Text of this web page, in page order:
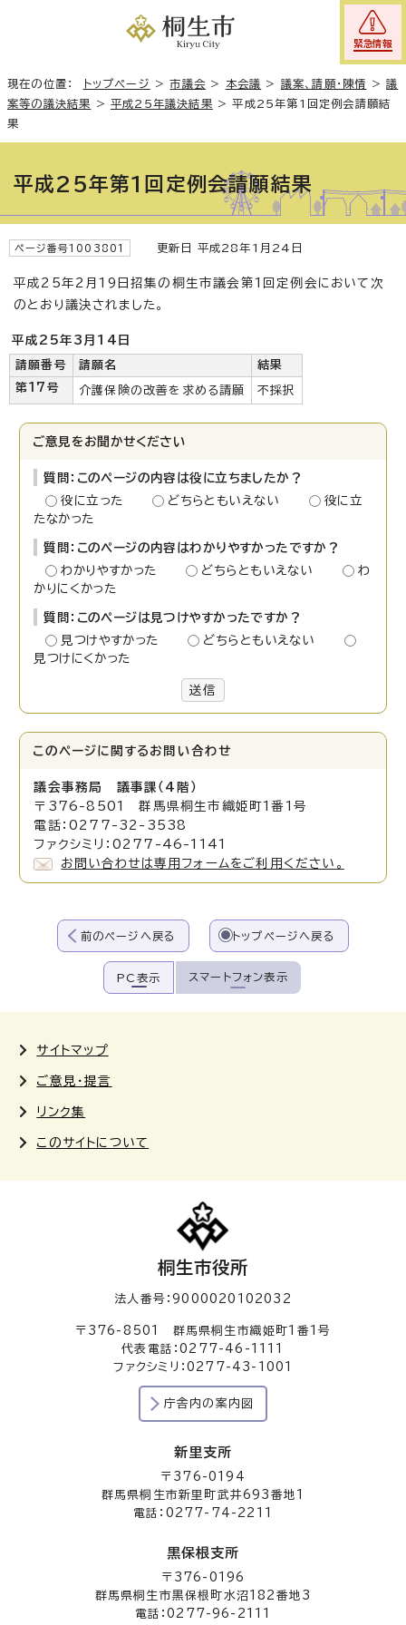
緊急情報
現在の位置： トップページ >市議会 > 本会議 > 議案、請願・陳情 >議
案等の議決結果
>平成25年議決結果 >平成25年第1回定例会請願結
果
平成25年第1回定例会請願結果
ページ番号1003801 更新日 平成28年1月24日
平成25年2月19日招集の桐生市議会第1回定例会において次
のとおり議決されました。
平成25年3月14日
請願番号 請願名
結果
第17号
介護保険の改善を求める請願 不採択
ご意見をお聞かせください
質問：このページの内容は役に立ちましたか？
役に立った
どちらともいえない
役に立
たなかった
質問：このページの内容はわかりやすかったですか？
わかりやすかった
どちらともいえない
わ
かりにくかった
質問：このページは見つけやすかったですか？
見つけやすかった
どちらともいえない
見つけにくかった
送信
このページに関する お問い合わせ
議会事務局 議事課（4階）
〒376-8501 群馬県桐生市織姫町1番1号
電話：0277-32-3538
ファクシミリ：0277-46-1141
お問い合わせは専用フォームをご利用ください。
前のページへ戻る トップページへ戻る
PC表示 スマートフォン表示
サイトマップ
ご意見・提言
リンク集
このサイトについて
桐生市役所
法人番号：9000020102032
〒376-8501 群馬県桐生市織姫町1番1号
代表電話：0277-46-1111
ファクシミリ：0277-43-1001
庁舎内の案内図
新里支所
〒376-0194
群馬県桐生市新里町武井693番地1
電話：0277-74-2211
黒保根支所
〒376-0196
群馬県桐生市黒保根町水沼182番地3
電話：0277-96-2111